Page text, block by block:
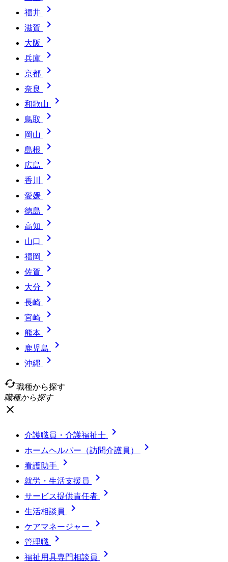
福井

滋賀 
大阪 
兵庫 
京都 
奈良 
和歌山 
鳥取 
岡山 
島根 
広島 
香川 
愛媛 
徳島 
高知 
山口 
福岡 
佐賀 
大分 
長崎 
宮崎 
熊本 
鹿児島 
沖縄

cached職種から探す
職種から探す
close
介護職員・介護福祉士 
ホームヘルパー（訪問介護員） 
看護助手 
就労・生活支援員 
サービス提供責任者 
生活相談員 
ケアマネージャー 
管理職 
福祉用具専門相談員 